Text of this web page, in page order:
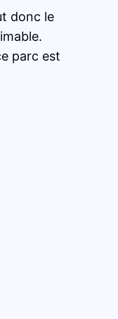
donc le
parc est